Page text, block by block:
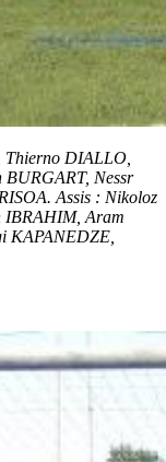
Thierno DIALLO,
Nessr
Assis : Nikoloz
IBRAHIM, Aram
KAPANEDZE,